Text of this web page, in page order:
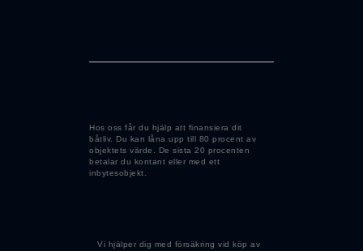
Hos oss får du hjälp att finansiera dit
båtliv. Du kan låna upp till 80 procent av
objektets värde. De sista 20 procenten
betalar du kontant eller med ett
inbytesobjekt.
Vi hjälper dig med försäkring vid köp av